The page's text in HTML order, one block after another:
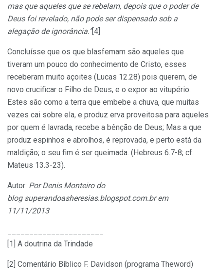
mas que aqueles que se rebelam, depois que o poder de
Deus foi revelado, não pode ser dispensado sob a
alegação de ignorância.”[4]
Concluísse que os que blasfemam são aqueles que
tiveram um pouco do conhecimento de Cristo, esses
receberam muito açoites (Lucas 12.28) pois querem, de
novo crucificar o Filho de Deus, e o expor ao vitupério.
Estes são como a terra que embebe a chuva, que muitas
vezes cai sobre ela, e produz erva proveitosa para aqueles
por quem é lavrada, recebe a bênção de Deus; Mas a que
produz espinhos e abrolhos, é reprovada, e perto está da
maldição; o seu fim é ser queimada. (Hebreus 6.7-8; cf.
Mateus 13.3-23).
Autor: Por Denis Monteiro do
blog superandoasheresias.blogspot.com.br em
11/11/2013
[1] A doutrina da Trindade
[2] Comentário Bíblico F. Davidson (programa Theword)